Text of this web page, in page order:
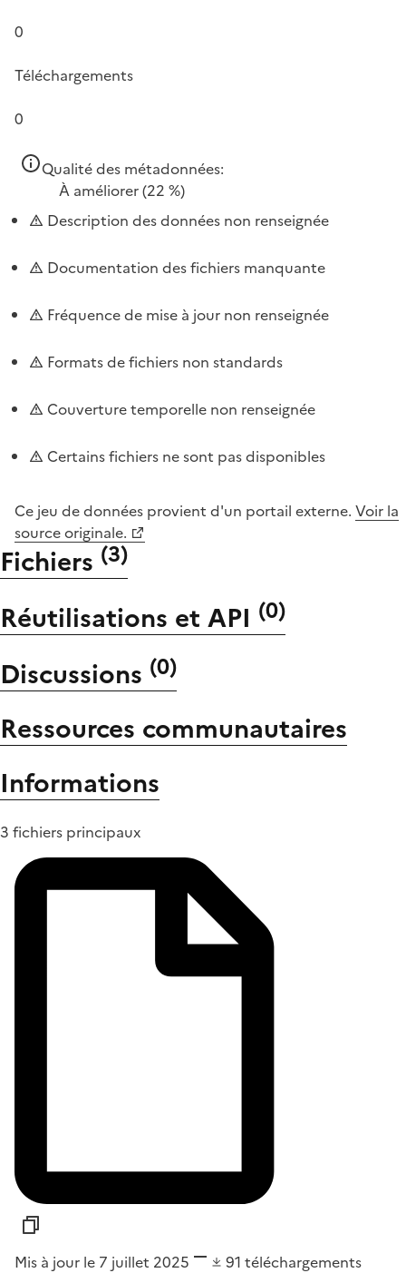
0
Téléchargements
0
Qualité des métadonnées:
À améliorer(22 %)
Description des données non renseignée
Documentation des fichiers manquante
Fréquence de mise à jour non renseignée
Formats de fichiers non standards
Couverture temporelle non renseignée
Certains fichiers ne sont pas disponibles
Ce jeu de données provient d'un portail externe. Voir la
source originale.
Fichiers (3)
Réutilisations et API (0)
Discussions (0)
Ressources communautaires
Informations
3 fichiers principaux
Mis à jour le 7 juillet 2025 91 téléchargements